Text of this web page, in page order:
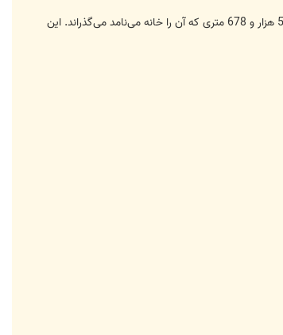
همانند بسیاری دیگر از چهره‌های سرشناس دنیای فن آوری استیو جابز نیز در کالیفرنیای شمالی اقامت دارد. وی اوقات فراغت خود را در عمارتی 5 هزار و 678 متری که آن را خانه می‌نامد می‌گذراند. این